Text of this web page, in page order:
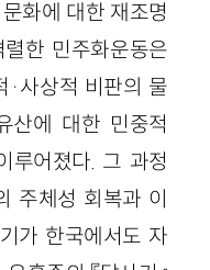
화에 대한 재조명
한 민주화운동은
·사상적 비판의 물
산에 대한 민중적
루어졌다. 그 과정
주체성 회복과 이
가 한국에서도 자